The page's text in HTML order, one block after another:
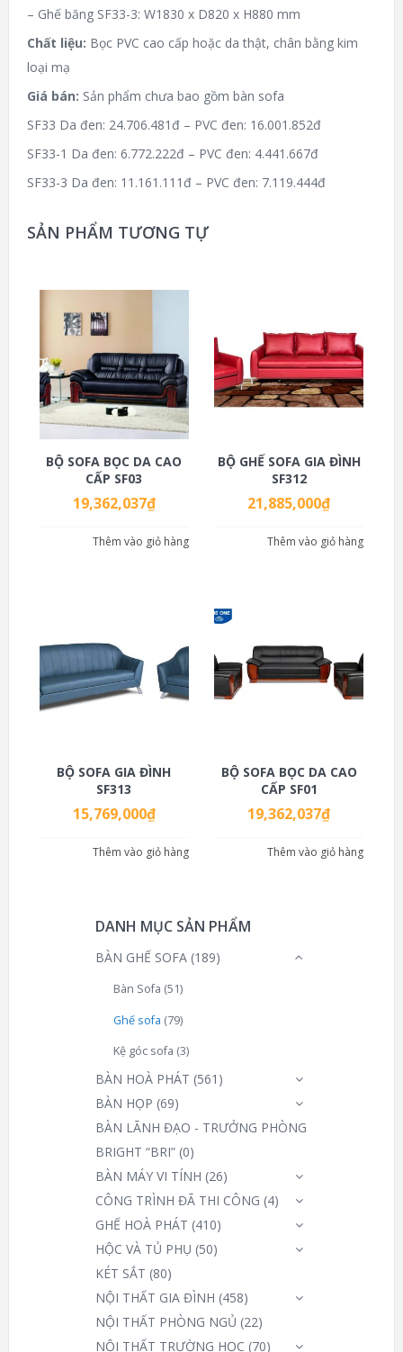
– Ghế băng SF33-3: W1830 x D820 x H880 mm
Chất liệu: Bọc PVC cao cấp hoặc da thật, chân bằng kim
loại mạ
Giá bán: Sản phẩm chưa bao gồm bàn sofa
SF33 Da đen: 24.706.481đ – PVC đen: 16.001.852đ
SF33-1 Da đen: 6.772.222đ – PVC đen: 4.441.667đ
SF33-3 Da đen: 11.161.111đ – PVC đen: 7.119.444đ
SẢN PHẨM TƯƠNG TỰ
BỘ SOFA BỌC DA CAO
CẤP SF03
19,362,037₫
Thêm vào giỏ hàng
BỘ GHẾ SOFA GIA ĐÌNH
SF312
21,885,000₫
Thêm vào giỏ hàng
BỘ SOFA GIA ĐÌNH
SF313
15,769,000₫
Thêm vào giỏ hàng
BỘ SOFA BỌC DA CAO
CẤP SF01
19,362,037₫
Thêm vào giỏ hàng
DANH MỤC SẢN PHẨM
BÀN GHẾ SOFA (189)
Bàn Sofa (51)
Ghế sofa (79)
Kệ góc sofa (3)
BÀN HOÀ PHÁT (561)
BÀN HỌP (69)
BÀN LÃNH ĐẠO - TRƯỞNG PHÒNG
BRIGHT “BRI” (0)
BÀN MÁY VI TÍNH (26)
CÔNG TRÌNH ĐÃ THI CÔNG (4)
GHẾ HOÀ PHÁT (410)
HỘC VÀ TỦ PHỤ (50)
KÉT SẮT (80)
NỘI THẤT GIA ĐÌNH (458)
NỘI THẤT PHÒNG NGỦ (22)
NỘI THẤT TRƯỜNG HỌC (70)